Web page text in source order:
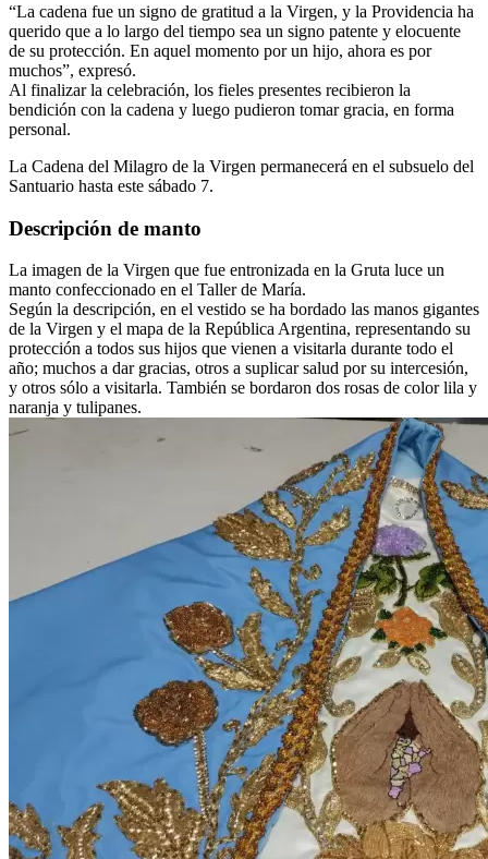
“La cadena fue un signo de gratitud a la Virgen, y la Providencia ha
querido que a lo largo del tiempo sea un signo patente y elocuente
de su protección. En aquel momento por un hijo, ahora es por
muchos”, expresó.
Al finalizar la celebración, los fieles presentes recibieron la
bendición con la cadena y luego pudieron tomar gracia, en forma
personal.
La Cadena del Milagro de la Virgen permanecerá en el subsuelo del
Santuario hasta este sábado 7.
Descripción de manto
La imagen de la Virgen que fue entronizada en la Gruta luce un
manto confeccionado en el Taller de María.
Según la descripción, en el vestido se ha bordado las manos gigantes
de la Virgen y el mapa de la República Argentina, representando su
protección a todos sus hijos que vienen a visitarla durante todo el
año; muchos a dar gracias, otros a suplicar salud por su intercesión,
y otros sólo a visitarla. También se bordaron dos rosas de color lila y
naranja y tulipanes.